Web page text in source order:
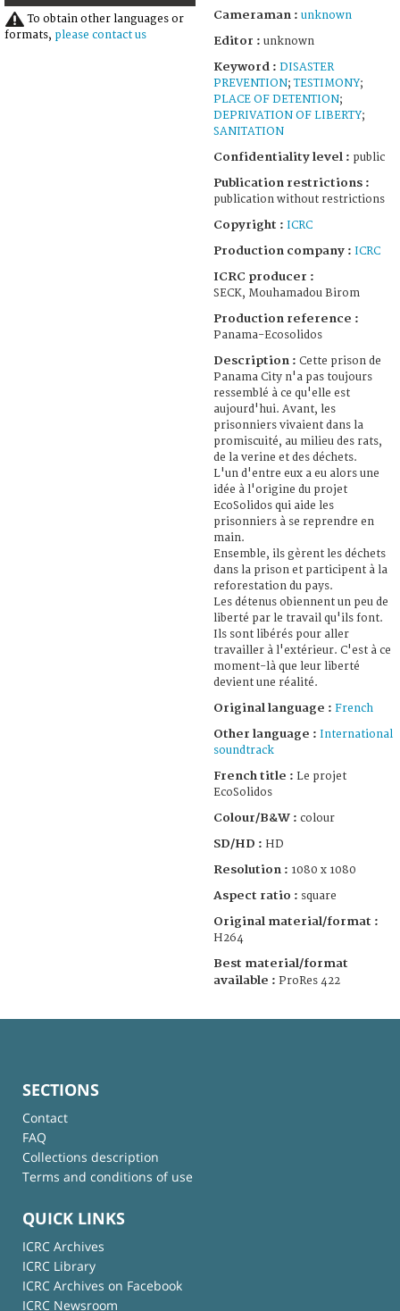
seconds
To obtain other languages or
formats, please contact us
Cameraman : unknown
Editor : unknown
Keyword : DISASTER
PREVENTION;TESTIMONY;
PLACE OF DETENTION;
DEPRIVATION OF LIBERTY;
SANITATION
Confidentiality level : public
Publication restrictions :
publication without restrictions
Copyright : ICRC
Production company : ICRC
ICRC producer :
SECK, Mouhamadou Birom
Production reference :
Panama-Ecosolidos
Description : Cette prison de
Panama City n'a pas toujours
ressemblé à ce qu'elle est
aujourd'hui. Avant, les
prisonniers vivaient dans la
promiscuité, au milieu des rats,
de la verine et des déchets.
L'un d'entre eux a eu alors une
idée à l'origine du projet
EcoSolidos qui aide les
prisonniers à se reprendre en
main.
Ensemble, ils gèrent les déchets
dans la prison et participent à la
reforestation du pays.
Les détenus obiennent un peu de
liberté par le travail qu'ils font.
Ils sont libérés pour aller
travailler à l'extérieur. C'est à ce
moment-là que leur liberté
devient une réalité.
Original language : French
Other language : International
soundtrack
French title : Le projet
EcoSolidos
Colour/B&W : colour
SD/HD : HD
Resolution : 1080 x 1080
Aspect ratio : square
Original material/format :
H264
Best material/format
available : ProRes 422
SECTIONS
Contact
FAQ
Collections description
Terms and conditions of use
QUICK LINKS
ICRC Archives
ICRC Library
ICRC Archives on Facebook
ICRC Newsroom